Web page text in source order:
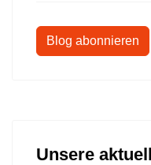
Blog abonnieren
Unsere